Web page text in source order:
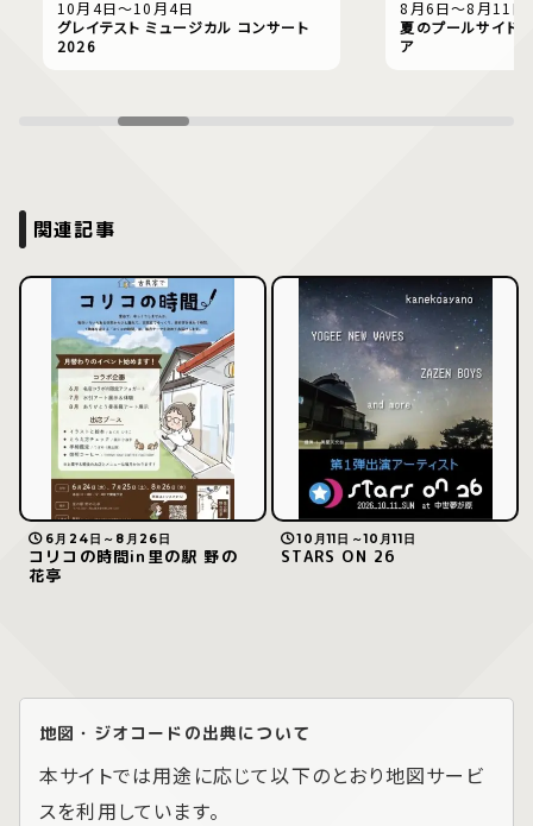
10月4日〜10月4日
グレイテスト ミュージカル コンサート
2026
8月6日〜8月11日
夏のプールサイド
ア
関連記事
6月24日～8月26日
コリコの時間in里の駅 野の
花亭
10月11日～10月11日
STARS ON 26
地図・ジオコードの出典について
本サイトでは用途に応じて以下のとおり地図サービ
スを利用しています。